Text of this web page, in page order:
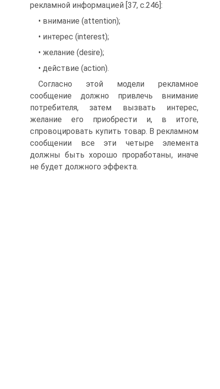
рекламной информацией [37, с.246]:
• внимание (attention);
• интерес (interest);
• желание (desire);
• действие (action).
Согласно этой модели рекламное
сообщение должно привлечь внимание
потребителя, затем вызвать интерес,
желание его приобрести и, в итоге,
спровоцировать купить товар. В рекламном
сообщении все эти четыре элемента
должны быть хорошо проработаны, иначе
не будет должного эффекта.